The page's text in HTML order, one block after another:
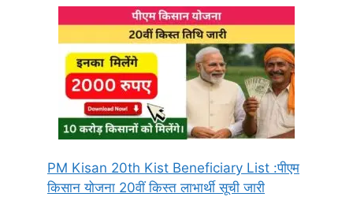
PM Kisan 20th Kist Beneficiary List :पीएम
किसान योजना 20वीं किस्त लाभार्थी सूची जारी